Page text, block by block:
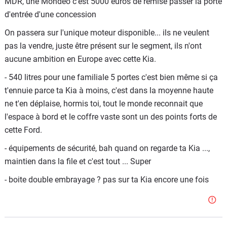
4- Habitabilite ? Un coffre de 540 à 1450 litres en berline,
à 1720 litres : aucun exploit, une Kia Ceed SW, beaucoup
plus petite et beaucoup beaucoup moins chère, a des
cotes à peine inférieures.
5- Et ses prix n'ont rien d'amicaux : la berline Mondeo
TDCI 140ch BVM Trend demande 28050€. Une Kia
Optima, plus jolie, plus moderne, et légèrement mieux
équipée, demande seulement 24900€ en CRDI 136ch BVM
Style.
> Je ne dis pas que la Mondeo est une mauvaise voiture,
mais ses prestations sont aujourd'hui tres banales, et
encore plus dans 2 ans.
d'entrée d'une concession
On passera sur l'unique moteur disponible... ils ne veulent
pas la vendre, juste être présent sur le segment, ils n'ont
aucune ambition en Europe avec cette Kia.
- 540 litres pour une familiale 5 portes c'est bien même si ça
t'ennuie parce ta Kia à moins, c'est dans la moyenne haute
ne t'en déplaise, hormis toi, tout le monde reconnait que
l'espace à bord et le coffre vaste sont un des points forts de
cette Ford.
- équipements de sécurité, bah quand on regarde ta Kia ...,
maintien dans la file et c'est tout ... Super
- boite double embrayage ? pas sur ta Kia encore une fois